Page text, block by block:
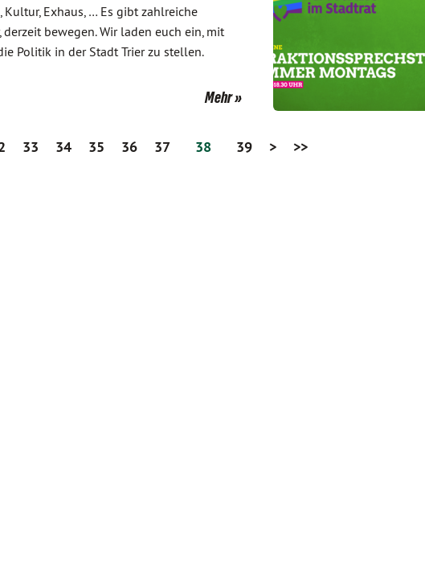
Kultur, Exhaus, … Es gibt zahlreiche
bewegen. Wir laden euch ein, mit
Politik in der Stadt Trier zu stellen.
Mehr
33 34 35 36 37 38 39 > >>